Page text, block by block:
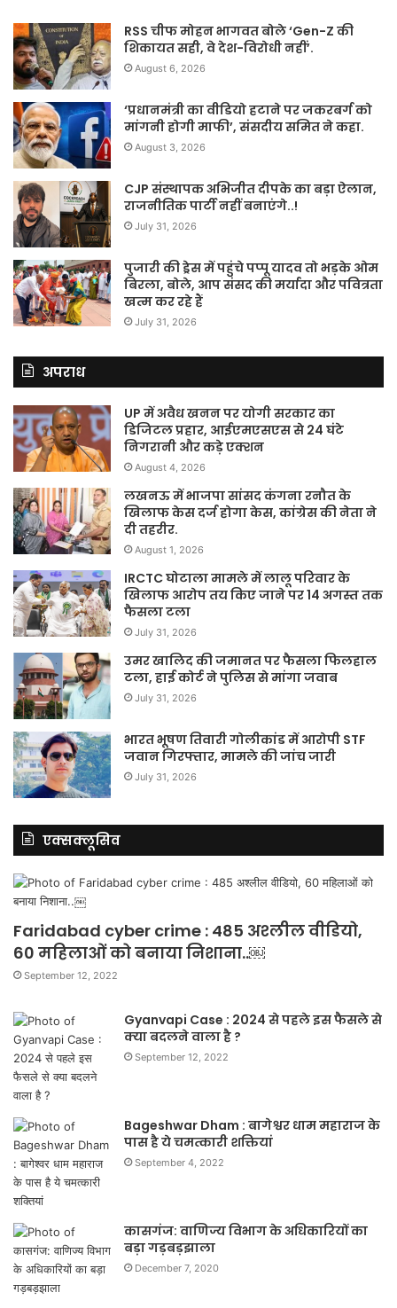
RSS चीफ मोहन भागवत बोले ‘Gen-Z की
शिकायत सही, वे देश-विरोधी नहीं’.
August 6, 2026
‘प्रधानमंत्री का वीडियो हटाने पर जकरबर्ग को
मांगनी होगी माफी’, संसदीय समित ने कहा.
August 3, 2026
CJP संस्थापक अभिजीत दीपके का बड़ा ऐलान,
राजनीतिक पार्टी नहीं बनाएंगे..!
July 31, 2026
पुजारी की ड्रेस में पहुंचे पप्पू यादव तो भड़के ओम
बिरला, बोले, आप संसद की मर्यादा और पवित्रता
खत्म कर रहे हैं
July 31, 2026
अपराध
UP में अवैध खनन पर योगी सरकार का
डिजिटल प्रहार, आईएमएसएस से 24 घंटे
निगरानी और कड़े एक्शन
August 4, 2026
लखनऊ में भाजपा सांसद कंगना रनौत के
खिलाफ केस दर्ज होगा केस, कांग्रेस की नेता ने
दी तहरीर.
August 1, 2026
IRCTC घोटाला मामले में लालू परिवार के
खिलाफ आरोप तय किए जाने पर 14 अगस्त तक
फैसला टला
July 31, 2026
उमर खालिद की जमानत पर फैसला फिलहाल
टला, हाई कोर्ट ने पुलिस से मांगा जवाब
July 31, 2026
भारत भूषण तिवारी गोलीकांड में आरोपी STF
जवान गिरफ्तार, मामले की जांच जारी
July 31, 2026
एक्सक्लूसिव
Faridabad cyber crime : 485 अश्लील वीडियो,
60 महिलाओं को बनाया निशाना..￼
September 12, 2022
Gyanvapi Case : 2024 से पहले इस फैसले से
क्या बदलने वाला है ?
September 12, 2022
Bageshwar Dham : बागेश्वर धाम महाराज के
पास है ये चमत्कारी शक्तियां
September 4, 2022
कासगंज: वाणिज्य विभाग के अधिकारियों का
बड़ा गड़बड़झाला
December 7, 2020